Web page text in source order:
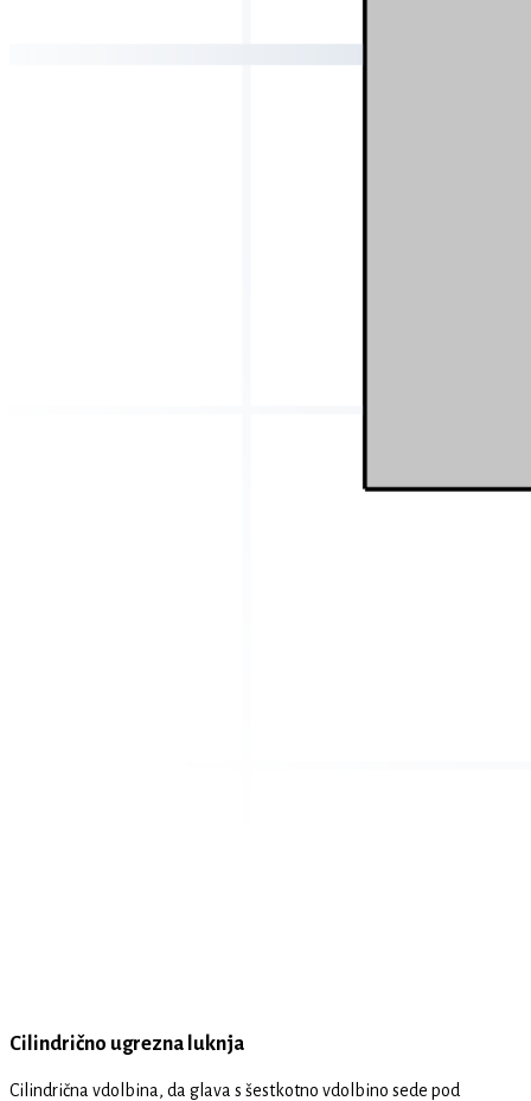
Cilindrično ugrezna luknja
Cilindrična vdolbina, da glava s šestkotno vdolbino sede pod